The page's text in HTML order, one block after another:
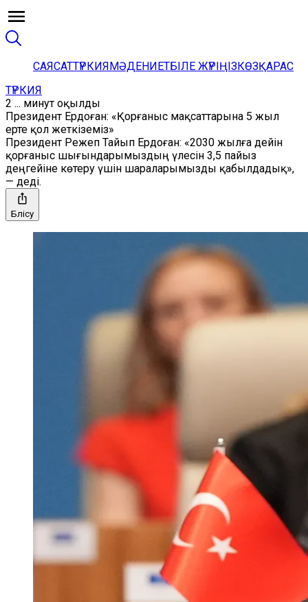
САЯСАТТҮРКИЯМӘДЕНИЕТБІЛЕ ЖҮРІҢІЗКӨЗҚАРАС
ТҮРКИЯ
2 ... минут оқылды
Президент Ердоған: «Қорғаныс мақсаттарына 5 жыл
ерте қол жеткіземіз»
Президент Режеп Тайып Ердоған: «2030 жылға дейін
қорғаныс шығындарымыздың үлесін 3,5 пайыз
деңгейіне көтеру үшін шараларымызды қабылдадық»,
— деді.
Бөлісу